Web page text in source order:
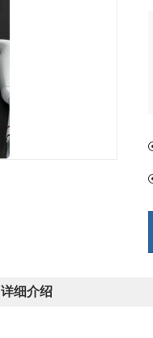
详细介绍